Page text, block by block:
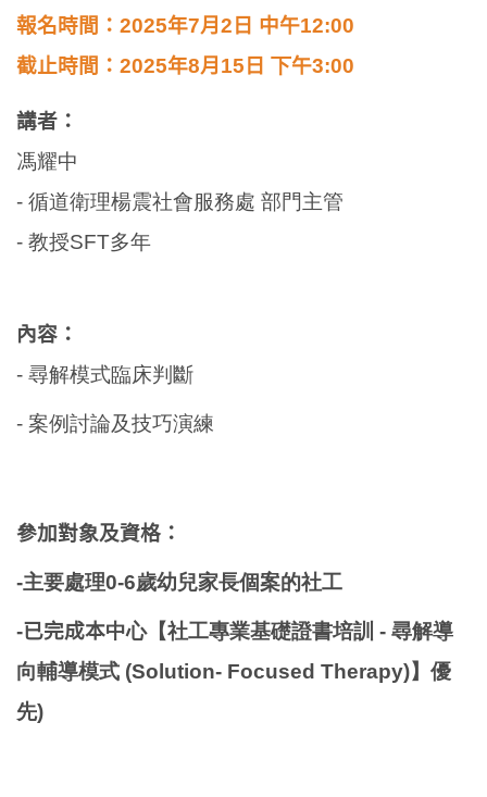
報名時間： 2025年7月2 日 中午12:00
截止時間： 2025年8月15 日 下午3:00
講者：
馮耀中
- 循道衛理楊震社會服務處 部門主管
- 教授SFT多年
內容：
- 尋解模式臨床判斷
- 案例討論及技巧演練
參加對象及資格：
-主要處理0-6歲幼兒家長個案的社工
-已完成本中心【社工專業基礎證書培訓 - 尋解導
向輔導模式 (Solution- Focused Therapy)】優
先)